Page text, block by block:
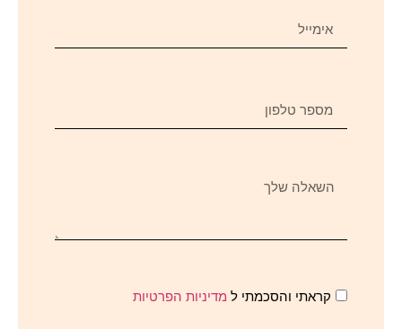
קראתי והסכמתי ל מדיניות הפרטיות